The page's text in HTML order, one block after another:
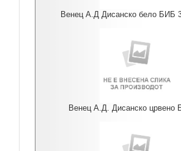
Венец А.Д Дисанско бело БИБ
Венец А.Д. Дисанско црвено